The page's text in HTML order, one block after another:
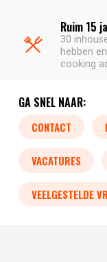
Ruim 15
30
hebben
cooking
GA SNEL NAAR:
CONTACT
VACATURES
VEELGESTELDE